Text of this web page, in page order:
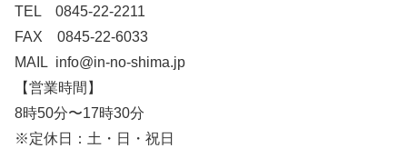
TEL 0845-22-2211
FAX 0845-22-6033
MAIL info@in-no-shima.jp
【営業時間】
8時50分〜17時30分
※定休日：土・日・祝日